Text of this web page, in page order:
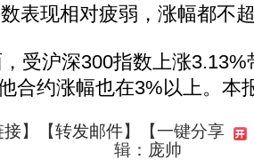
表现相对疲弱，涨幅都不
受沪深300指数上涨3.13%
合约涨幅也在3%以上。本
接】【转发邮件】
【一键分享
辑：庞帅